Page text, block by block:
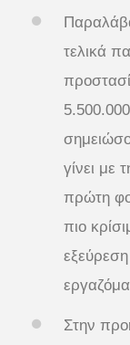
τελικά
γίνει με
πρώτη
πιο
Στην